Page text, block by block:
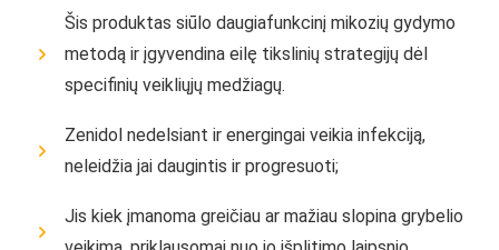
Šis produktas siūlo daugiafunkcinį mikozių gydymo
metodą ir įgyvendina eilę tikslinių strategijų dėl
specifinių veikliųjų medžiagų.
Zenidol nedelsiant ir energingai veikia infekciją,
neleidžia jai daugintis ir progresuoti;
Jis kiek įmanoma greičiau ar mažiau slopina grybelio